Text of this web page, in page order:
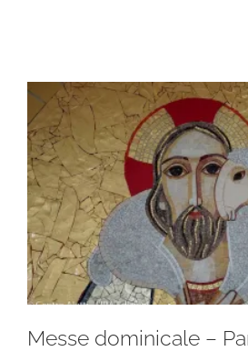
Messe dominicale –